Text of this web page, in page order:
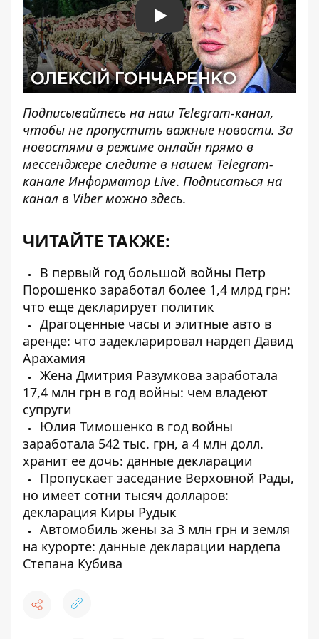
Play
Подписывайтесь на наш Telegram-канал,
чтобы не пропустить важные новости. За
новостями в режиме онлайн прямо в
мессенджере следите в нашем Telegram-
канале Информатор Live. Подписаться на
канал в Viber можно здесь.
ЧИТАЙТЕ ТАКЖЕ:
В первый год большой войны Петр
Порошенко заработал более 1,4 млрд грн:
что еще декларирует политик
Драгоценные часы и элитные авто в
аренде: что задекларировал нардеп Давид
Арахамия
Жена Дмитрия Разумкова заработала
17,4 млн грн в год войны: чем владеют
супруги
Юлия Тимошенко в год войны
заработала 542 тыс. грн, а 4 млн долл.
хранит ее дочь: данные декларации
Пропускает заседание Верховной Рады,
но имеет сотни тысяч долларов:
декларация Киры Рудык
Автомобиль жены за 3 млн грн и земля
на курорте: данные декларации нардепа
Степана Кубива